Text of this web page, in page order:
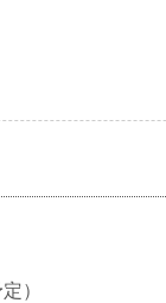
）